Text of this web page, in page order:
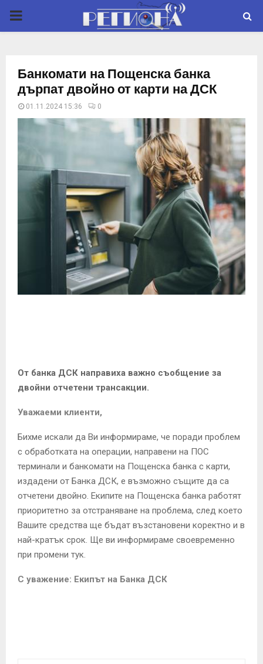
P
M
R
Банкомати на Пощенска банка
дърпат двойно от карти на ДСК
01.11.2024 15:36 0
От банка ДСК направиха важно съобщение за
двойни отчетени трансакции.
Уважаеми клиенти,
Бихме искали да Ви информираме, че поради проблем
с обработката на операции, направени на ПОС
терминали и банкомати на Пощенска банка с карти,
издадени от Банка ДСК, е възможно същите да са
отчетени двойно. Екипите на Пощенска банка работят
приоритетно за отстраняване на проблема, след което
Вашите средства ще бъдат възстановени коректно и в
най-кратък срок. Ще ви информираме своевременно
при промени тук.
С уважение: Екипът на Банка ДСК